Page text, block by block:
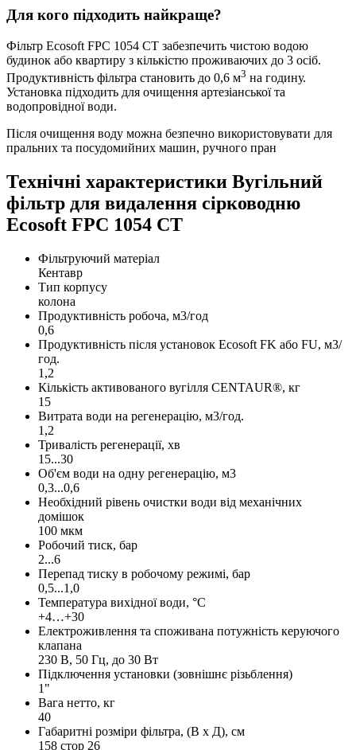
Для кого підходить найкраще?
Фільтр Ecosoft FPC 1054 CT забезпечить чистою водою
будинок або квартиру з кількістю проживаючих до 3 осіб.
Продуктивність фільтра становить до 0,6 м3 на годину.
Установка підходить для очищення артезіанської та
водопровідної води.
Після очищення воду можна безпечно використовувати для
пральних та посудомийних машин, ручного пран
Технічні характеристики Вугільний
фільтр для видалення сірководню
Ecosoft FPС 1054 CT
Фільтруючий матеріал
Кентавр
Тип корпусу
колона
Продуктивність робоча, м3/год
0,6
Продуктивність після установок Ecosoft FK або FU, м3/
год.
1,2
Кількість активованого вугілля CENTAUR®, кг
15
Витрата води на регенерацію, м3/год.
1,2
Тривалість регенерації, хв
15...30
Об'єм води на одну регенерацію, м3
0,3...0,6
Необхідний рівень очистки води від механічних
домішок
100 мкм
Робочий тиск, бар
2...6
Перепад тиску в робочому режимі, бар
0,5...1,0
Температура вихідної води, °C
+4…+30
Електроживлення та споживана потужність керуючого
клапана
230 В, 50 Гц, до 30 Вт
Підключення установки (зовнішнє різьблення)
1"
Вага нетто, кг
40
Габаритні розміри фільтра, (В х Д), см
158 стор 26